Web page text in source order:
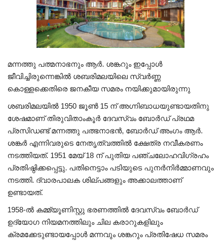
മന്നത്തു പത്മനാഭനും ആർ. ശങ്കറും ഇപ്പോൾ
ജീവിച്ചിരുന്നെങ്കിൽ ശബരിമലയിലെ സ്വർണ്ണ
കൊള്ളക്കെതിരെ ജനകീയ സമരം നയിക്കുമായിരുന്നു
ശബരിമലയിൽ 1950 ജൂൺ 15 ന് അഗ്നിബാധയുണ്ടായതിനു
ശേഷമാണ് തിരുവിതാംകൂർ ദേവസ്വം ബോർഡ് പ്രഥമ
പ്രസിഡണ്ട് മന്നത്തു പത്ഭനാഭൻ, ബോർഡ് അംഗം ആർ.
ശങ്കർ എന്നിവരുടെ നേതൃത്വത്തിൽ ക്ഷേത്ര നവീകരണം
നടത്തിയത്. 1951 മേയ് 18 ന് പുതിയ പഞ്ചലോഹവിഗ്രഹം
പ്രതിഷ്ഠിക്കപ്പെട്ടു. പതിനെട്ടാം പടിയുടെ പുനർനിർമ്മാണവും
നടത്തി. ദ്വാരപാലക ശില്പങ്ങളും അക്കാലത്താണ്
ഉണ്ടായത്.
1958-ൽ കമ്മ്യൂണിസ്റ്റു ഭരണത്തിൽ ദേവസ്വം ബോർഡ്‌
ഉദ്യോഗ നിയമനത്തിലും ചില കരാറുകളിലും
ക്രമക്കേടുണ്ടായപ്പോൾ മന്നവും ശങ്കറും പ്രതിഷേധ സമരം